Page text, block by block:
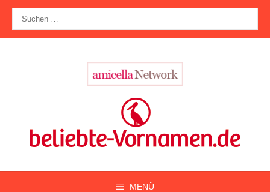
Zum
Inhalt
springen
nach:
MENÜ